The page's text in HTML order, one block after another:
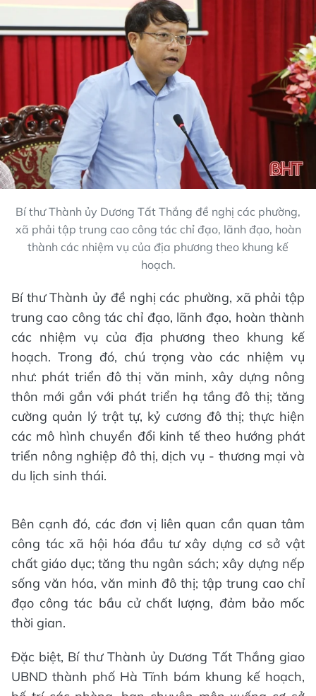
Bí thư Thành ủy Dương Tất Thắng đề nghị các phường,
xã phải tập trung cao công tác chỉ đạo, lãnh đạo, hoàn
thành các nhiệm vụ của địa phương theo khung kế
hoạch.
Bí thư Thành ủy đề nghị các phường, xã phải tập
trung cao công tác chỉ đạo, lãnh đạo, hoàn thành
các nhiệm vụ của địa phương theo khung kế
hoạch. Trong đó, chú trọng vào các nhiệm vụ
như: phát triển đô thị văn minh, xây dựng nông
thôn mới gắn với phát triển hạ tầng đô thị; tăng
cường quản lý trật tự, kỷ cương đô thị; thực hiện
các mô hình chuyển đổi kinh tế theo hướng phát
triển nông nghiệp đô thị, dịch vụ - thương mại và
du lịch sinh thái.
Bên cạnh đó, các đơn vị liên quan cần quan tâm
công tác xã hội hóa đầu tư xây dựng cơ sở vật
chất giáo dục; tăng thu ngân sách; xây dựng nếp
sống văn hóa, văn minh đô thị; tập trung cao chỉ
đạo công tác bầu cử chất lượng, đảm bảo mốc
thời gian.
Đặc biệt, Bí thư Thành ủy Dương Tất Thắng giao
UBND thành phố Hà Tĩnh bám khung kế hoạch,